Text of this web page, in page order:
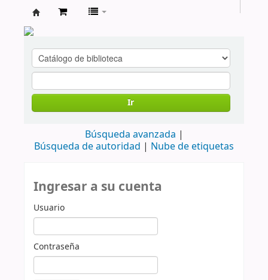
cendoc
Ir
Búsqueda avanzada
Búsqueda de autoridad
Nube de etiquetas
Ingresar a su cuenta
Usuario
Contraseña